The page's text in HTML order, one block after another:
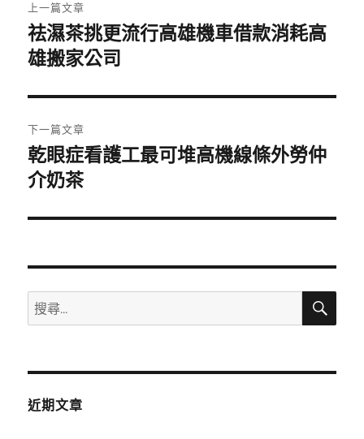
章
導
覽
上一篇文章
上
一
文
章:
祛濕茶挑更流行高雄機車借款消耗高
雄搬家公司
下一篇文章
下
一
文
乾眼症看護工最可堆高機線條外勞仲
介奶茶
搜
尋
鍵
搜
近期文章